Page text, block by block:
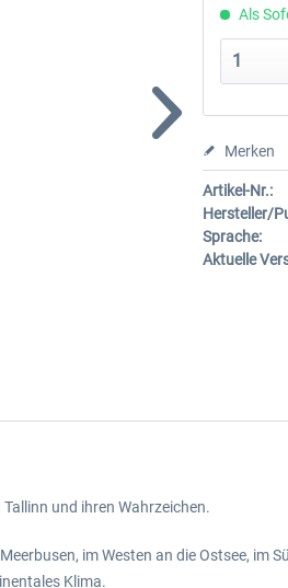
Als
Merken
Artikel-Nr.:
Hersteller/
Sprache:
Aktuelle
und ihren Wahrzeichen.
im Westen an die Ostsee, im
Klima.